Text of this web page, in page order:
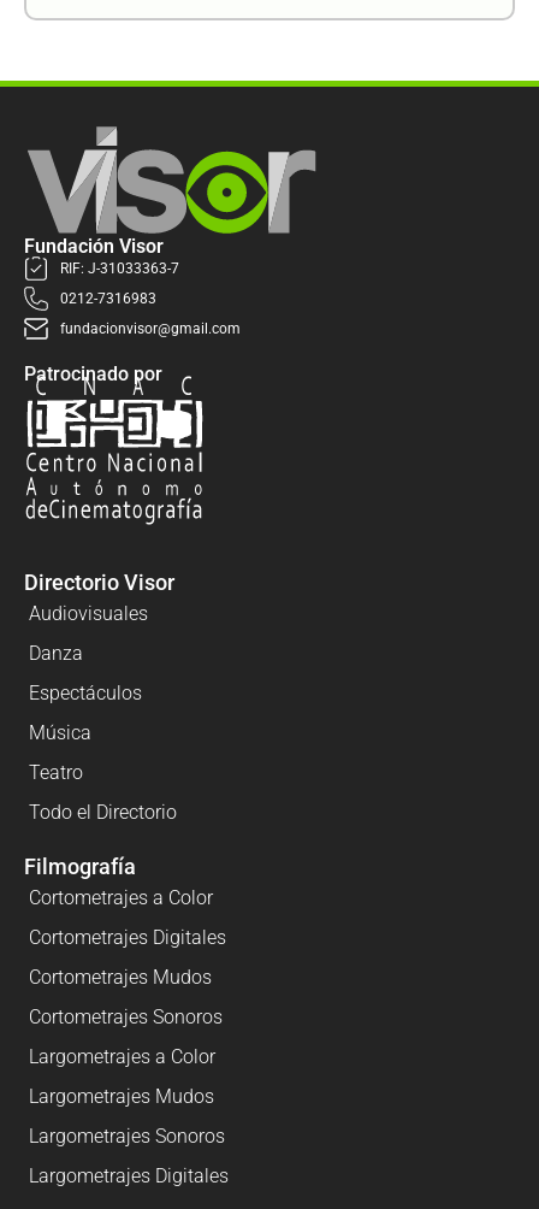
Fundación Visor
RIF: J-31033363-7
0212-7316983
fundacionvisor@gmail.com
Patrocinado por
Directorio Visor
Audiovisuales
Danza
Espectáculos
Música
Teatro
Todo el Directorio
Filmografía
Cortometrajes a Color
Cortometrajes Digitales
Cortometrajes Mudos
Cortometrajes Sonoros
Largometrajes a Color
Largometrajes Mudos
Largometrajes Sonoros
Largometrajes Digitales